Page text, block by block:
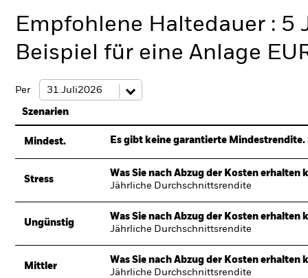
Empfohlene Haltedauer : 5
Beispiel für eine Anlage
Per
Szenarien
Mindest. Es gibt keine garantierte
Stress
Was Sie nach Abzug der Kosten erhalten
Jährliche Durchschnittsrendite
Ungünstig
Was Sie nach Abzug der Kosten erhalten
Jährliche Durchschnittsrendite
Mittler
Was Sie nach Abzug der Kosten erhalten
Jährliche Durchschnittsrendite